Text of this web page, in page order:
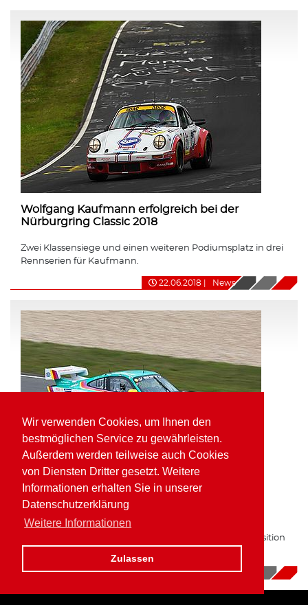
Wir verwenden Cookies, um Ihnen den
bestmöglichen Service zu gewährleisten.
Außerdem werden teilweise auch Cookies
von Diensten Dritter gesetzt. Weitere
Informationen erhalten Sie in unserer
Datenschutzerklärung
Weitere Informationen
Zulassen
Wolfgang Kaufmann erfolgreich bei der
Nürburgring Classic 2018
Zwei Klassensiege und einen weiteren Podiumsplatz in drei
Rennserien für Kaufmann.
22.06.2018 News
Pole Position und schnellste Runde für
Kaufmann in der VLN
Zum zweiten Mal in Folge auf bester Gruppe H Startposition
16.10.2017| News